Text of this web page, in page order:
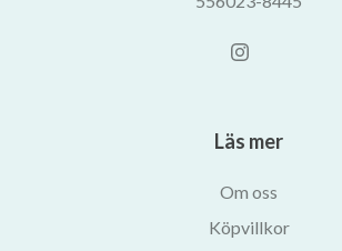
Läs mer
Om oss
Köpvillkor